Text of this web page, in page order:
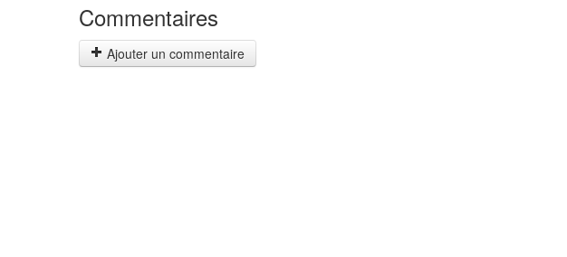
Commentaires
Ajouter un commentaire